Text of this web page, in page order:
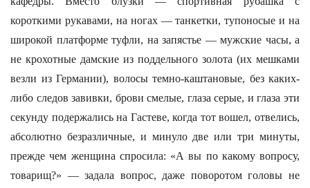
короткими рукавами, на ногах — танкетки, тупоносые и на
широкой платформе туфли, на запястье — мужские часы, а
не крохотные дамские из поддельного золота (их мешками
везли из Германии), волосы темно-каштановые, без каких-
либо следов завивки, брови смелые, глаза серые, и глаза эти
секунду подержались на Гастеве, когда тот вошел, отвелись,
абсолютно безразличные, и минуло две или три минуты,
прежде чем женщина спросила: «А вы по какому вопросу,
товарищ?» — задала вопрос, даже поворотом головы не